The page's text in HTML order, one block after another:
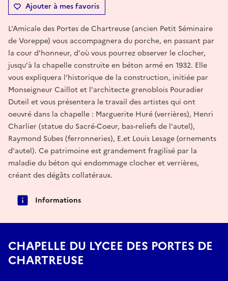
Ajouter à mes favoris
L'Amicale des Portes de Chartreuse (ancien Petit Séminaire
de Voreppe) vous accompagnera du porche, en passant par
la cour d'honneur, d'où vous pourrez observer le clocher,
jusqu'à la chapelle construite en béton armé en 1932. Elle
vous expliquera l'historique de la construction, initiée par
Monseigneur Caillot et l'architecte grenoblois Pouradier
Duteil et vous présentera le travail des artistes qui ont
oeuvré dans la chapelle : Marguerite Huré (verrières), Henri
Charlier (statue du Sacré-Coeur, bas-reliefs de l'autel),
Raymond Subes (ferronneries), E.et Louis Lesage (ornements
d'autel). Ce patrimoine est grandement fragilisé par la
maladie du béton qui endommage clocher et verrières,
créant des dégâts collatéraux.
Informations
CHAPELLE DU LYCEE DES PORTES DE
CHARTREUSE